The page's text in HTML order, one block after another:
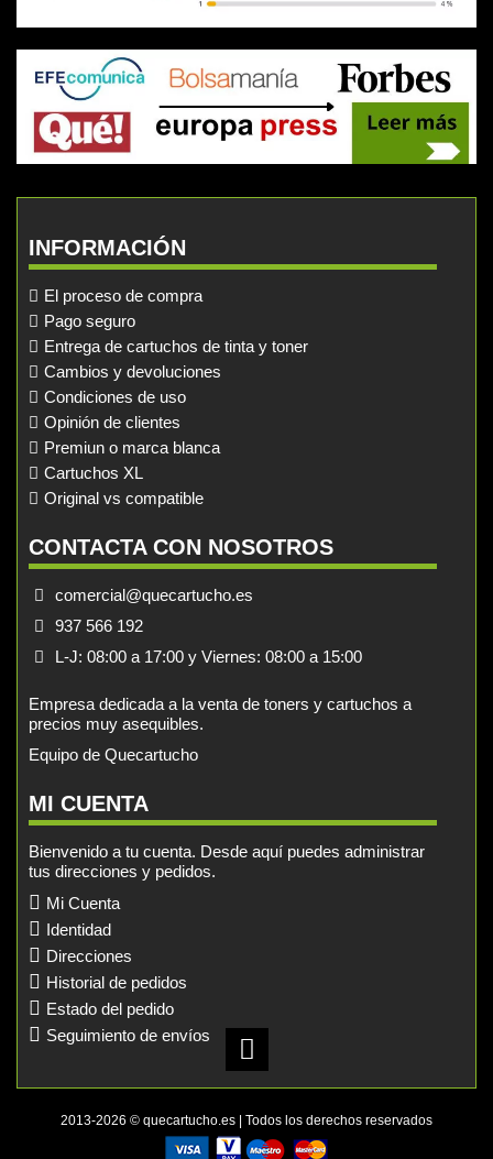
INFORMACIÓN
El proceso de compra
Pago seguro
Entrega de cartuchos de tinta y toner
Cambios y devoluciones
Condiciones de uso
Opinión de clientes
Premiun o marca blanca
Cartuchos XL
Original vs compatible
CONTACTA CON NOSOTROS
comercial@quecartucho.es
937 566 192
L-J: 08:00 a 17:00 y Viernes: 08:00 a 15:00
Empresa dedicada a la venta de toners y cartuchos a
precios muy asequibles.
Equipo de Quecartucho
MI CUENTA
Bienvenido a tu cuenta. Desde aquí puedes administrar
tus direcciones y pedidos.
Mi Cuenta
Identidad
Direcciones
Historial de pedidos
Estado del pedido
Seguimiento de envíos
2013-2026 © quecartucho.es | Todos los derechos reservados